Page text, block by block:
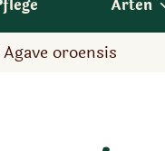
Arten
Agave oroensis